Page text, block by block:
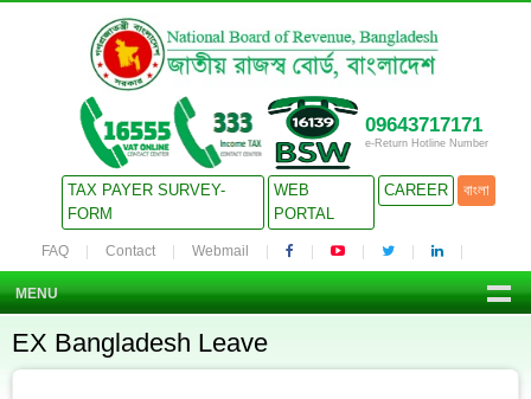
09643717171
e-Return Hotline Number
TAX PAYER SURVEY-
FORM
WEB
PORTAL
CAREER বাংলা
FAQ Contact Webmail
MENU
EX Bangladesh Leave